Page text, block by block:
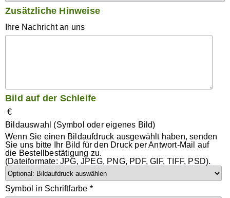
Zusätzliche Hinweise
Ihre Nachricht an uns
Bild auf der Schleife
€
Bildauswahl (Symbol oder eigenes Bild)
Wenn Sie einen Bildaufdruck ausgewählt haben, senden
Sie uns bitte Ihr Bild für den Druck per Antwort-Mail auf
die Bestellbestätigung zu.
(Dateiformate: JPG, JPEG, PNG, PDF, GIF, TIFF, PSD).
Symbol in Schriftfarbe *